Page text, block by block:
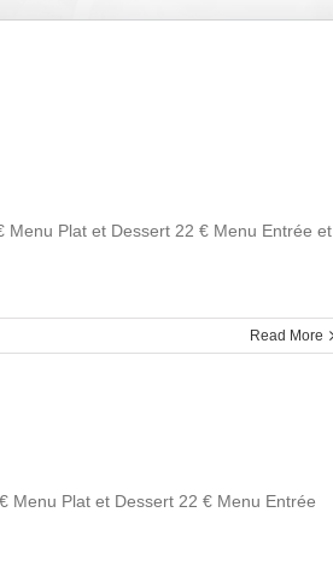
Plat et Dessert 22 € Menu Entrée et
Read More
Menu Plat et Dessert 22 € Menu Entrée